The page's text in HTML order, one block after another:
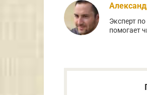
Эксперт
помогает